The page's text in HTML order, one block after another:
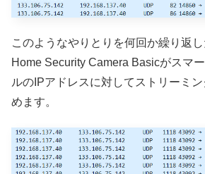
このようなやりとりを何回か繰り返
Home Security Camera Basicがスマ
ルのIPアドレスに対してストリーミ
めます。